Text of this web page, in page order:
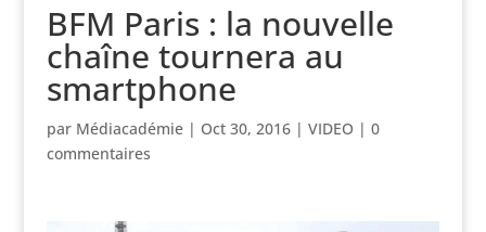
BFM Paris : la nouvelle
chaîne tournera au
smartphone
par Médiacadémie| Oct 30, 2016| VIDEO | 0
commentaires